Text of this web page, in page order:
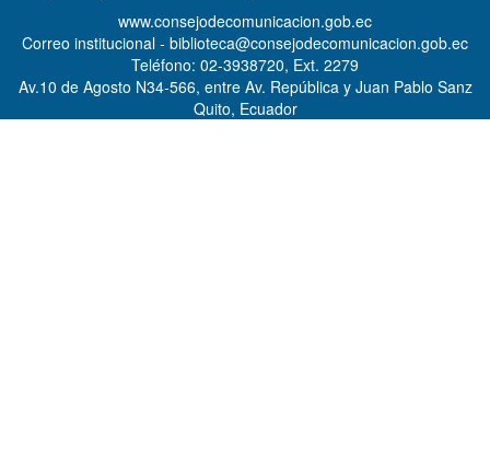
www.consejodecomunicacion.gob.ec
Correo institucional - biblioteca@consejodecomunicacion.gob.ec
Teléfono: 02-3938720, Ext. 2279
Av.10 de Agosto N34-566, entre Av. República y Juan Pablo Sanz
Quito, Ecuador